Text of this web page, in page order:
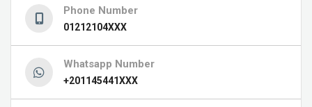
Phone Number
01212104XXX
Whatsapp Number
+201145441XXX